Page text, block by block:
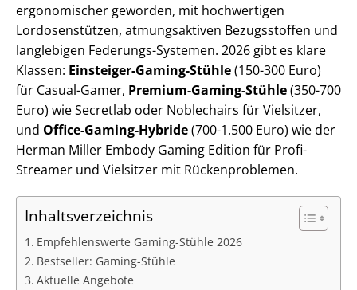
ergonomischer geworden, mit hochwertigen
Lordosenstützen, atmungsaktiven Bezugsstoffen und
langlebigen Federungs-Systemen. 2026 gibt es klare
Klassen: Einsteiger-Gaming-Stühle(150-300 Euro)
für Casual-Gamer, Premium-Gaming-Stühle(350-700
Euro) wie Secretlab oder Noblechairs für Vielsitzer,
und Office-Gaming-Hybride(700-1.500 Euro) wie der
Herman Miller Embody Gaming Edition für Profi-
Streamer und Vielsitzer mit Rückenproblemen.
Inhaltsverzeichnis
Empfehlenswerte Gaming-Stühle 2026
Bestseller: Gaming-Stühle
Aktuelle Angebote